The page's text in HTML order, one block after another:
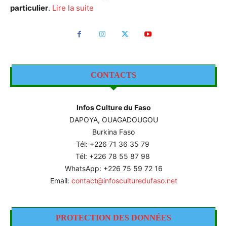
particulier. Lire la suite
CONTACTS
Infos Culture du Faso
DAPOYA, OUAGADOUGOU
Burkina Faso
Tél: +226 71 36 35 79
Tél: +226 78 55 87 98
WhatsApp: +226 75 59 72 16
Email: contact@infosculturedufaso.net
PROTECTION DES DONNÉES